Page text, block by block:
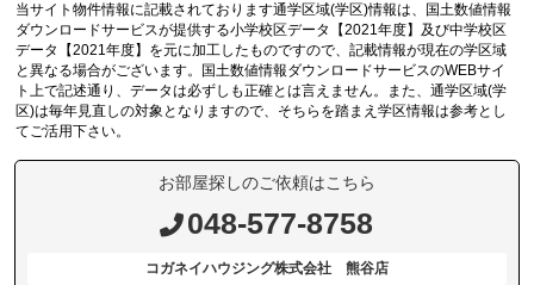
当サイト物件情報に記載されております通学区域(学区)情報は、国土数値情報
ダウンロードサービスが提供する小学校区データ【2021年度】及び中学校区
データ【2021年度】を元に加工したものですので、記載情報が現在の学区域
と異なる場合がございます。国土数値情報ダウンロードサービスのWEBサイ
ト上で記述通り、データは必ずしも正確とは言えません。また、通学区域(学
区)は毎年見直しの対象となりますので、そちらを踏まえ学区情報は参考とし
てご活用下さい。
お部屋探しのご依頼はこちら
048-577-8758
コガネイハウジング株式会社 熊谷店